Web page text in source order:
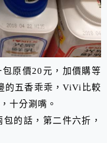
原價20元，加價購等
的五香乖乖，ViVi比較
十分涮嘴。
的話，第二件六折，